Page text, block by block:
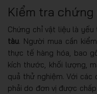
Kiểm tra
Chứng chỉ vật liệu là
tàu. Người mua cần
thực tế hàng hóa, bao
kích thước, khối lượng,
quả thử nghiệm. Với các
phải do đơn vị được